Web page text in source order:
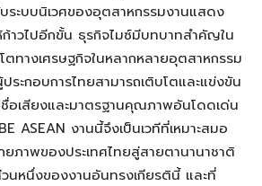
ระบบนิเวศของอุตสาหกรรมงานแสดง
ก้าวไปอีกขั้น ธุรกิจไมซ์มีบทบาทสำคัญใน
ตทางเศรษฐกิจในหลากหลายอุตสาหกรรม
ระกอบการไทยสามารถเติบโตและแข่งขัน
อเสียงและมาตรฐานคุณภาพอันโดดเด่น
ASEAN งานนี้จึงเป็นเวทีที่เหมาะสมอ
ภาพของประเทศไทยสู่สายตานานาชาติ
นหนึ่งของงานอันทรงเกียรตินี้ และที่